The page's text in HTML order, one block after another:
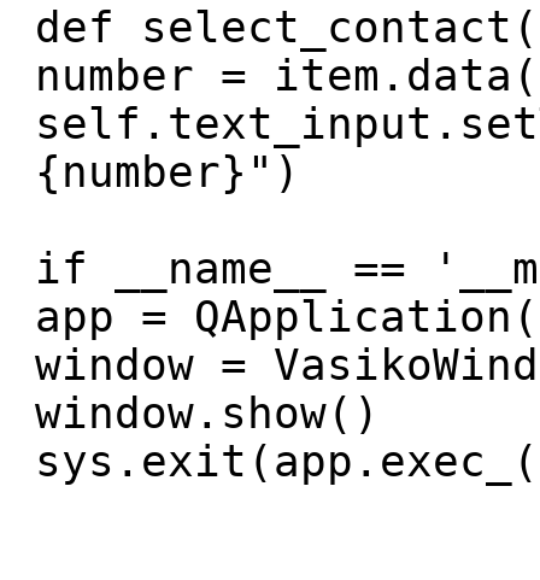
def
number =
{number}")
if __name__ ==
app =
window =
window.show()